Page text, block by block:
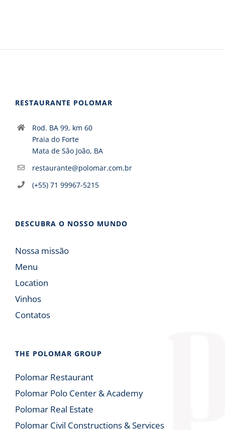
RESTAURANTE POLOMAR
Rod. BA 99, km 60
Praia do Forte
Mata de São João, BA
restaurante@polomar.com.br
(+55) 71 99967-5215
DESCUBRA O NOSSO MUNDO
Nossa missão
Menu
Location
Vinhos
Contatos
THE POLOMAR GROUP
Polomar Restaurant
Polomar Polo Center & Academy
Polomar Real Estate
Polomar Civil Constructions & Services